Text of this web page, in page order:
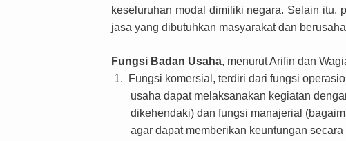
keseluruhan modal dimiliki negara. Selain itu,
jasa yang dibutuhkan masyarakat dan
Fungsi Badan Usaha, menurut Arifin dan
1.
Fungsi komersial, terdiri dari fungsi
usaha dapat melaksanakan kegiatan
dikehendaki) dan fungsi manajerial
agar dapat memberikan keuntungan